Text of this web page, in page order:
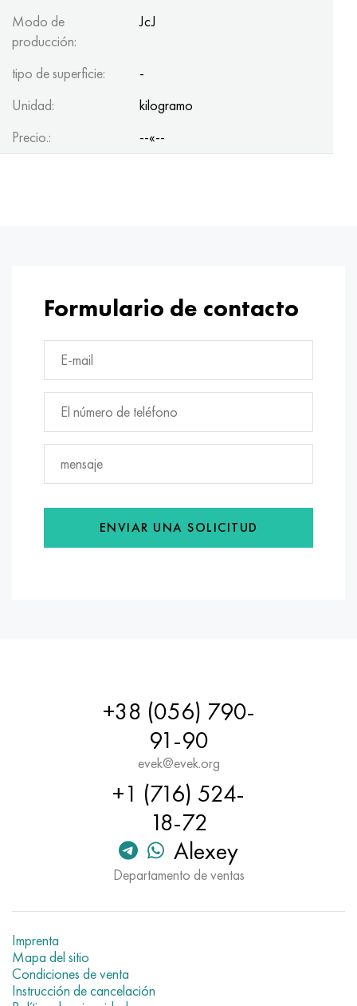
Modo de
producción:
JcJ
tipo de superficie:
-
Unidad:
kilogramo
Precio.:
--«--
Formulario de contacto
ENVIAR UNA SOLICITUD
+38 (056) 790-
91-90
evek@evek.org
+1 (716) 524-
18-72
Alexey
Departamento de ventas
Imprenta
Mapa del sitio
Condiciones de venta
Instrucción de cancelación